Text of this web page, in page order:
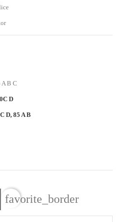
A B C
D
D, 85 A B
favorite_border